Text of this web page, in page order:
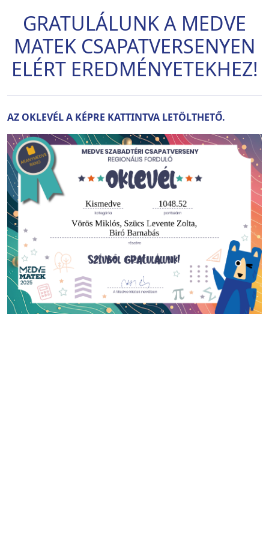
GRATULÁLUNK A MEDVE
MATEK CSAPATVERSENYEN
ELÉRT EREDMÉNYETEKHEZ!
AZ OKLEVÉL A KÉPRE KATTINTVA LETÖLTHETŐ.